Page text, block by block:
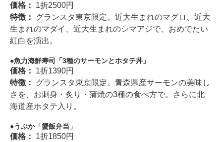
価格： 1折2500円
特徴： グランスタ東京限定。近大生まれのマグロ、近大
生まれのマダイ、近大生まれのシマアジで、おめでたい
紅白を演出。
魚力海鮮寿司「3種のサーモンとホタテ丼」
価格： 1折1390円
特徴： グランスタ東京限定。青森県産サーモンの美味し
さを、お刺身・炙り・蒲焼の3種の食べ方で。さらに北
海道産ホタテ入り。
うぶか「蟹飯弁当」
価格： 1折1850円